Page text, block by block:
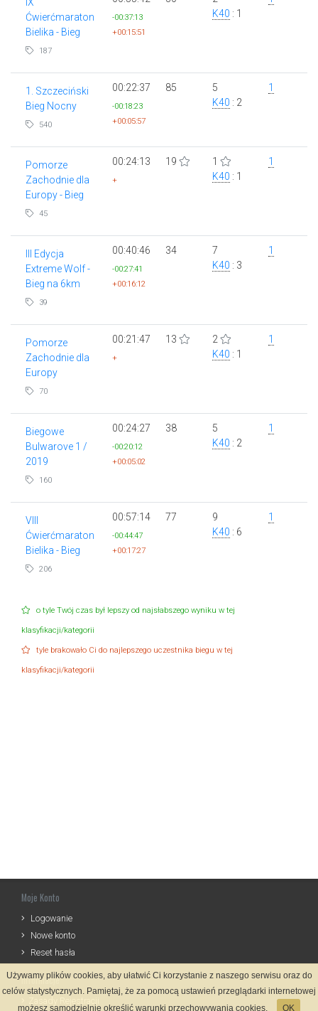
Ćwierćmaraton
Bielika - Bieg
187
-00:37:13
+00:15:51
K40 : 1
1. Szczeciński
Bieg Nocny
540
00:22:37
-00:18:23
+00:05:57
85
5
K40 : 2
1
Pomorze
Zachodnie dla
Europy - Bieg
45
00:24:13
+
19
1
K40 : 1
1
III Edycja
Extreme Wolf -
Bieg na 6km
39
00:40:46
-00:27:41
+00:16:12
34
7
K40 : 3
1
Pomorze
Zachodnie dla
Europy
70
00:21:47
+
13
2
K40 : 1
1
Biegowe
Bulwarove 1 /
2019
160
00:24:27
-00:20:12
+00:05:02
38
5
K40 : 2
1
VIII
Ćwierćmaraton
Bielika - Bieg
206
00:57:14
-00:44:47
+00:17:27
77
9
K40 : 6
1
o tyle Twój czas był lepszy od najsłabszego wyniku w tej
klasyfikacji/kategorii
tyle brakowało Ci do najlepszego uczestnika biegu w tej
klasyfikacji/kategorii
Moje Konto
Logowanie
Nowe konto
Reset hasła
Informacje
Używamy plików cookies, aby ułatwić Ci korzystanie z naszego serwisu oraz do
celów statystycznych. Pamiętaj, że za pomocą ustawień przeglądarki internetowej
możesz samodzielnie określić warunki przechowywania cookies.
OK